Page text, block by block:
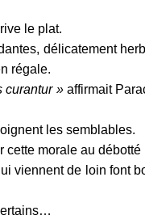
le plat.
délicatement
régale.
curantur » affirmait
les semblables.
cette morale au débotté
viennent de loin font